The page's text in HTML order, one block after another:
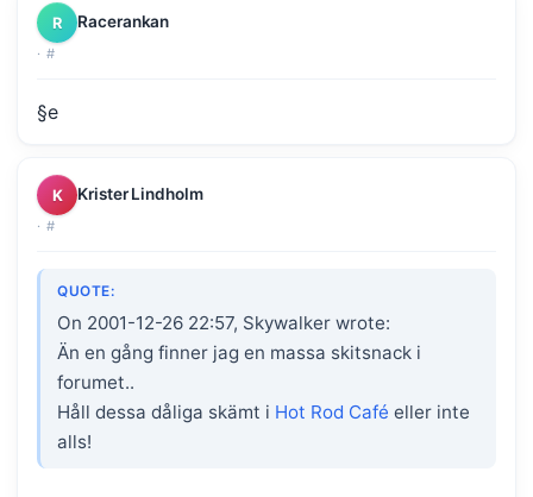
R Racerankan
· #
§e
K Krister Lindholm
· #
QUOTE:
On 2001-12-26 22:57, Skywalker wrote:
Än en gång finner jag en massa skitsnack i
forumet..
Håll dessa dåliga skämt i Hot Rod Café eller inte
alls!